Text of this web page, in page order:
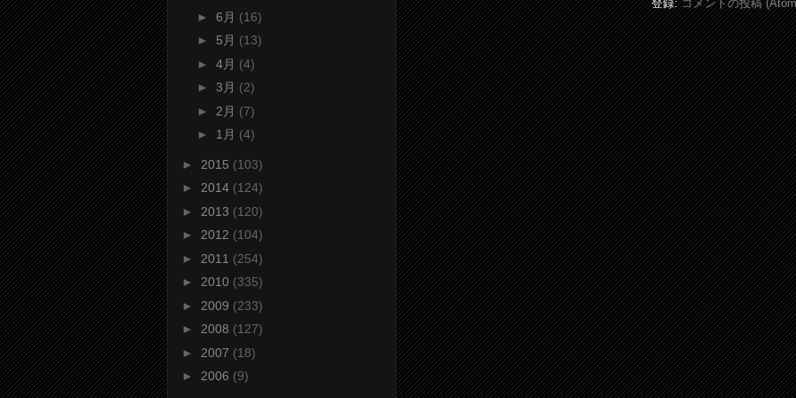
登録:コメントの投稿
► 6月 (16)
► 5月 (13)
► 4月 (4)
► 3月 (2)
► 2月 (7)
► 1月 (4)
► 2015 (103)
► 2014 (124)
► 2013 (120)
► 2012 (104)
► 2011 (254)
► 2010 (335)
► 2009 (233)
► 2008 (127)
► 2007 (18)
► 2006 (9)